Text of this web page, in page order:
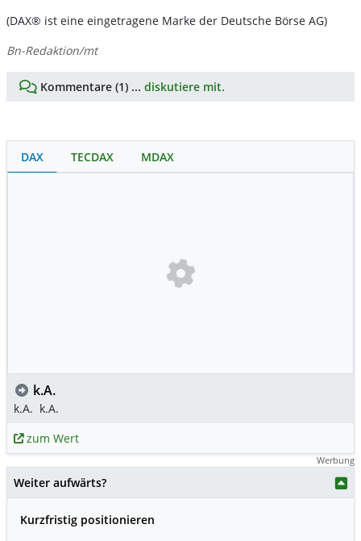
(DAX® ist eine eingetragene Marke der Deutsche Börse AG)
Bn-Redaktion/mt
Kommentare (1) ... diskutiere mit.
DAX TECDAX MDAX
k.A.
k.A. k.A.
zum Wert
Werbung
Weiter aufwärts?
Kurzfristig positionieren